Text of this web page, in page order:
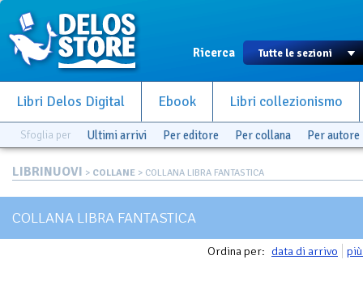
Ricerca
Libri Delos Digital Ebook Libri collezionismo
Sfoglia per Ultimi arrivi Per editore Per collana Per autore
LIBRINUOVI > COLLANE > COLLANA LIBRA FANTASTICA
COLLANA LIBRA FANTASTICA
Ordina per: data di arrivo